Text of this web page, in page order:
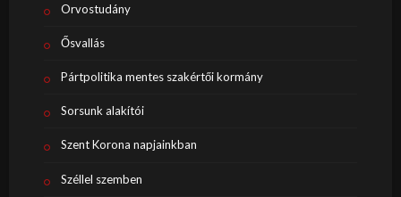
Orvostudány
Ősvallás
Pártpolitika mentes szakértői kormány
Sorsunk alakítói
Szent Korona napjainkban
Széllel szemben